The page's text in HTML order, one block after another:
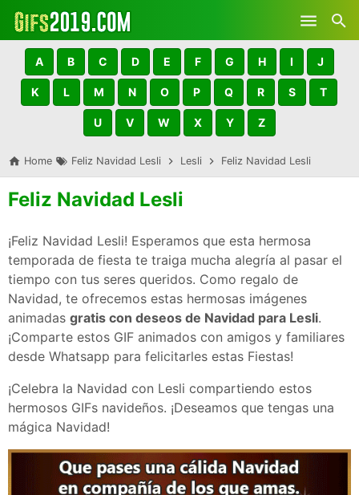
Skip to main content
A B C D E F G H I J
K L M N O P Q R S T
U V W X Y Z
Home Feliz Navidad Lesli Lesli Feliz Navidad Lesli
Feliz Navidad Lesli
¡Feliz Navidad Lesli! Esperamos que esta hermosa
temporada de fiesta te traiga mucha alegría al pasar el
tiempo con tus seres queridos. Como regalo de
Navidad, te ofrecemos estas hermosas imágenes
animadas gratis con deseos de Navidad para Lesli.
¡Comparte estos GIF animados con amigos y familiares
desde Whatsapp para felicitarles estas Fiestas!
¡Celebra la Navidad con Lesli compartiendo estos
hermosos GIFs navideños. ¡Deseamos que tengas una
mágica Navidad!